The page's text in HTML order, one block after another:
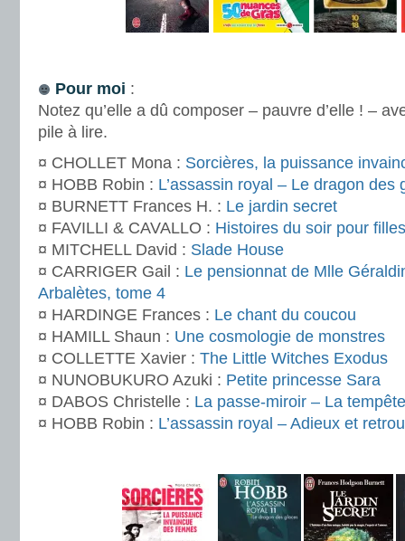
Pour moi :
Notez qu’elle a dû composer – pauvre d’elle ! –
pile à lire.
¤ CHOLLET Mona : Sorcières, la puissance
¤ HOBB Robin : L’assassin royal – Le dragon des
¤ BURNETT Frances H. : Le jardin secret
¤ FAVILLI & CAVALLO : Histoires du soir pour
¤ MITCHELL David : Slade House
¤ CARRIGER Gail : Le pensionnat de Mlle
Arbalètes, tome 4
¤ HARDINGE Frances : Le chant du coucou
¤ HAMILL Shaun : Une cosmologie de monstres
¤ COLLETTE Xavier : The Little Witches Exodus
¤ NUNOBUKURO Azuki : Petite princesse Sara
¤ DABOS Christelle : La passe-miroir – La
¤ HOBB Robin : L’assassin royal – Adieux et